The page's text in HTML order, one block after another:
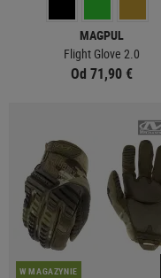
MAGPUL
Flight Glove 2.0
Od 71,90 €
W MAGAZYNIE